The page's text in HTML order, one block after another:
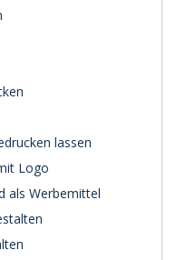
lassen
Logo
als Werbemittel